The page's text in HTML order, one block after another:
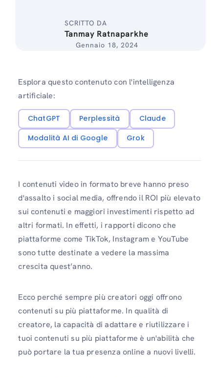
SCRITTO DA
Tanmay Ratnaparkhe
Gennaio 18, 2024
Esplora questo contenuto con l'intelligenza
artificiale:
ChatGPT Perplessità
Claude
Modalità AI di Google
Grok
I contenuti video in formato breve hanno preso
d'assalto i social media, offrendo il ROI più elevato
sui contenuti e maggiori investimenti rispetto ad
altri formati. In effetti, i rapporti dicono che
piattaforme come TikTok, Instagram e YouTube
sono tutte destinate a vedere la massima
crescita quest’anno.
Ecco perché sempre più creatori oggi offrono
contenuti su più piattaforme. In qualità di
creatore, la capacità di adattare e riutilizzare i
tuoi contenuti su più piattaforme è un'abilità che
può portare la tua presenza online a nuovi livelli.